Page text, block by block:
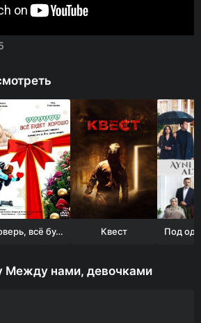
Поверь, всё будет хорошо... Квест
Между нами, девочками